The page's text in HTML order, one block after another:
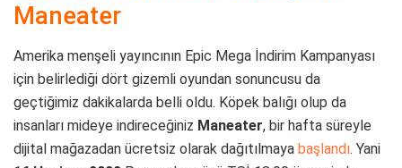
Maneater
Amerika menşeli yayıncının Epic Mega İndirim Kampanyası
için belirlediği dört gizemli oyundan sonuncusu da
geçtiğimiz dakikalarda belli oldu. Köpek balığı olup da
insanları mideye indireceğiniz Maneater, bir hafta süreyle
dijital mağazadan ücretsiz olarak dağıtılmaya başlandı. Yani